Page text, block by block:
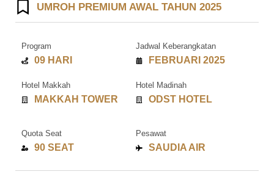
UMROH PREMIUM AWAL TAHUN 2025
Program
09 HARI
Jadwal Keberangkatan
FEBRUARI 2025
Hotel Makkah
MAKKAH TOWER
Hotel Madinah
ODST HOTEL
Quota Seat
90 SEAT
Pesawat
SAUDIA AIR